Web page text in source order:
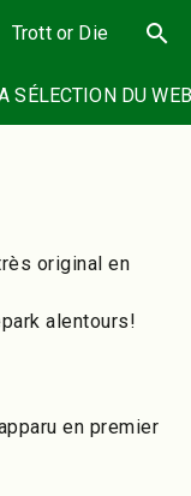
Trott or Die search
SÉLECTION DU
original en
alentours!
en premier